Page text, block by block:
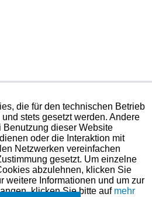
verwendet werden.
des Zündfunken, was das
die für den technischen Betrieb
stets gesetzt werden. Andere
dieser Website
oder die Interaktion mit
Netzwerken vereinfachen
gesetzt. Um einzelne
abzulehnen, klicken Sie
weitere Informationen und um zur
klicken Sie bitte auf mehr